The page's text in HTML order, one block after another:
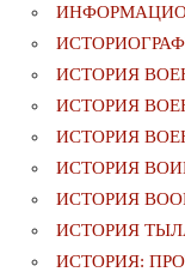
ИСТОРИЯ
ИСТОРИЯ
ИСТОРИЯ
ИСТОРИЯ
ИСТОРИЯ
ИСТОРИЯ
ИСТОРИЯ: